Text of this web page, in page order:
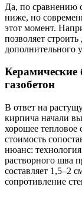
Да, по сравнению
ниже, но
этот момент.
позволяет
дополнительного
газобетон
В ответ на
кирпича начали
хорошее тепловое
стоимость
нюанс:
растворного шва
составляет 1,5–2
сопротивление